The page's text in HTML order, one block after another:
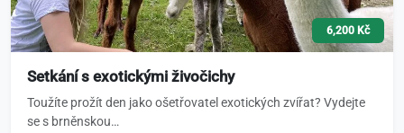
6,200 Kč
Setkání s exotickými živočichy
Toužíte prožít den jako ošetřovatel exotických zvířat? Vydejte
se s brněnskou…